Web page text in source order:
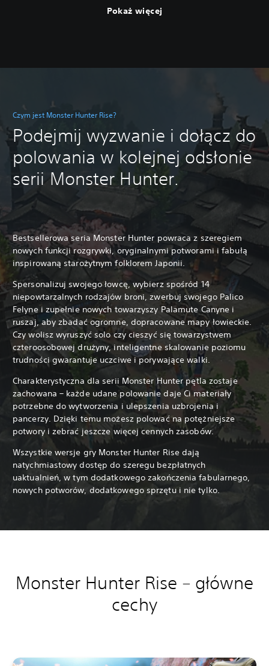
Pokaż więcej
Czym jest Monster Hunter Rise?
Podejmij wyzwanie i dołącz do
polowania w kolejnej odsłonie
serii Monster Hunter.
Bestsellerowa seria Monster Hunter powraca z szeregiem
nowych funkcji rozgrywki, oryginalnymi potworami i fabułą
inspirowaną starożytnym folklorem Japonii.
Spersonalizuj swojego łowcę, wybierz spośród 14
niepowtarzalnych rodzajów broni, zwerbuj swojego Palico
Felyne i zupełnie nowych towarzyszy Palamute Canyne i
ruszaj, aby zbadać ogromne, dopracowane mapy łowieckie.
Czy wolisz wyruszyć solo czy cieszyć się towarzystwem
czteroosobowej drużyny, inteligentne skalowanie poziomu
trudności gwarantuje uczciwe i porywające walki.
Charakterystyczna dla serii Monster Hunter pętla zostaje
zachowana – każde udane polowanie daje Ci materiały
potrzebne do wytworzenia i ulepszenia uzbrojenia i
pancerzy. Dzięki temu możesz polować na potężniejsze
potwory i zebrać jeszcze więcej cennych zasobów.
Wszystkie wersje gry Monster Hunter Rise dają
natychmiastowy dostęp do szeregu bezpłatnych
uaktualnień, w tym dodatkowego zakończenia fabularnego,
nowych potworów, dodatkowego sprzętu i nie tylko.
Monster Hunter Rise – główne
cechy